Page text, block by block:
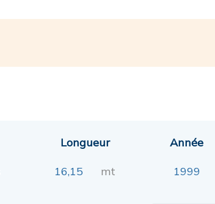
Longueur
16,15 mt
Année
1999